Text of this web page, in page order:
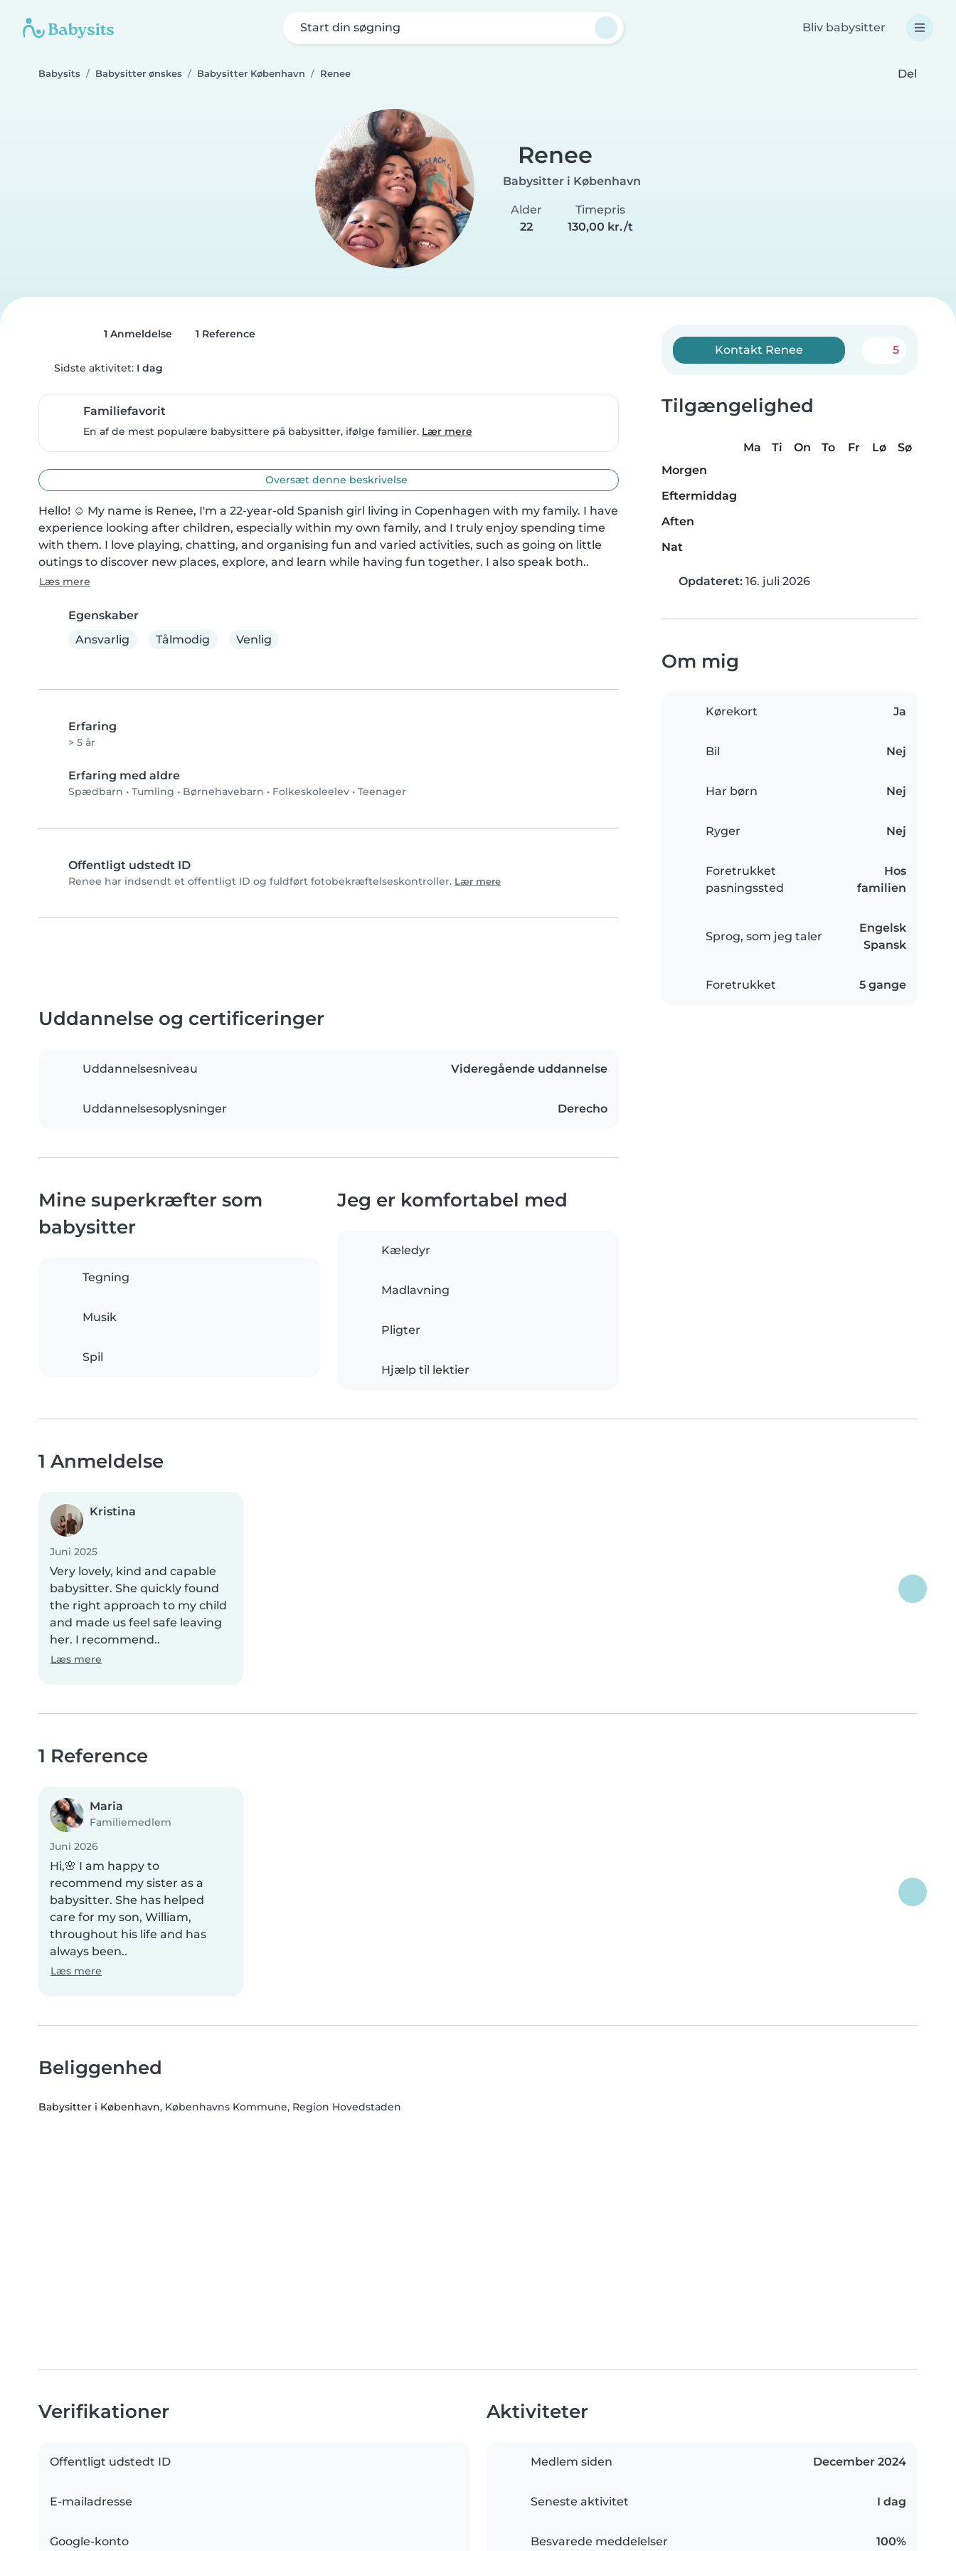
Start din søgning Bliv babysitter
Babysits Babysitter ønskes Babysitter København Renee Del
Renee
Babysitter i København
Alder
22
Timepris
130,00 kr./t
1 Anmeldelse 1 Reference
Sidste aktivitet: I dag
Familiefavorit
En af de mest populære babysittere på babysitter, ifølge familier. Lær mere
Oversæt denne beskrivelse
Hello! ☺️ My name is Renee, I'm a 22-year-old Spanish girl living in Copenhagen with my family. I have
experience looking after children, especially within my own family, and I truly enjoy spending time
with them. I love playing, chatting, and organising fun and varied activities, such as going on little
outings to discover new places, explore, and learn while having fun together. I also speak both..
Læs mere
Egenskaber
Ansvarlig
Tålmodig Venlig
Erfaring
> 5 år
Erfaring med aldre
Spædbarn • Tumling • Børnehavebarn • Folkeskoleelev • Teenager
Offentligt udstedt ID
Renee har indsendt et offentligt ID og fuldført fotobekræftelseskontroller. Lær mere
Kontakt Renee 5
Tilgængelighed
Ma Ti On To Fr Lø
Sø
Morgen
Eftermiddag
Aften
Nat
Opdateret: 16. juli 2026
Om mig
Kørekort Ja
Bil Nej
Har børn Nej
Ryger Nej
Foretrukket
pasningssted
Hos
familien
Sprog, som jeg taler
Engelsk
Spansk
Foretrukket 5 gange
Uddannelse og certificeringer
Uddannelsesniveau Videregående uddannelse
Uddannelsesoplysninger Derecho
Mine superkræfter som
babysitter
Tegning
Musik
Spil
Jeg er komfortabel med
Kæledyr
Madlavning
Pligter
Hjælp til lektier
1 Anmeldelse
Kristina
Juni 2025
Very lovely, kind and capable
babysitter. She quickly found
the right approach to my child
and made us feel safe leaving
her. I recommend..
Læs mere
1 Reference
Maria
Familiemedlem
Juni 2026
Hi,🌸 I am happy to
recommend my sister as a
babysitter. She has helped
care for my son, William,
throughout his life and has
always been..
Læs mere
Beliggenhed
Babysitter i København, Københavns Kommune, Region Hovedstaden
Verifikationer
Offentligt udstedt ID
E-mailadresse
Google-konto
Aktiviteter
Medlem siden December 2024
Seneste aktivitet I dag
Besvarede meddelelser 100%